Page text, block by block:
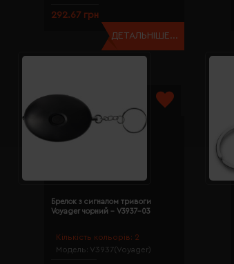
292.67 грн
ДЕТАЛЬНІШЕ...
Кількість кольорів: 2
Модель: V3937(Voyager)
Брелок з сигналом тривоги
Voyager чорний - V3937-03